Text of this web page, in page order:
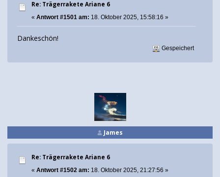
Re: Trägerrakete Ariane 6
« Antwort #1501 am: 18. Oktober 2025, 15:58:16 »
Dankeschön!
Gespeichert
James
Re: Trägerrakete Ariane 6
« Antwort #1502 am: 18. Oktober 2025, 21:27:56 »